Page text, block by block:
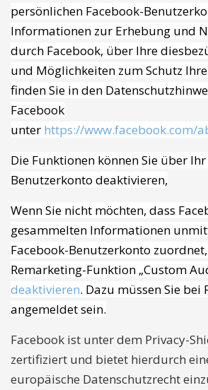
persönlichen Facebook-
Informationen zur Erhebung und
durch Facebook, über Ihre
und Möglichkeiten zum Schutz
finden Sie in den
Facebook
unter https://www.facebook.com/
Die Funktionen können Sie über
Benutzerkonto deaktivieren,
Wenn Sie nicht möchten, dass
gesammelten Informationen
Facebook-Benutzerkonto
Remarketing-Funktion „Custom
deaktivieren. Dazu müssen Sie bei
angemeldet sein.
Facebook ist unter dem Privacy-
zertifiziert und bietet hierdurch
europäische Datenschutzrecht